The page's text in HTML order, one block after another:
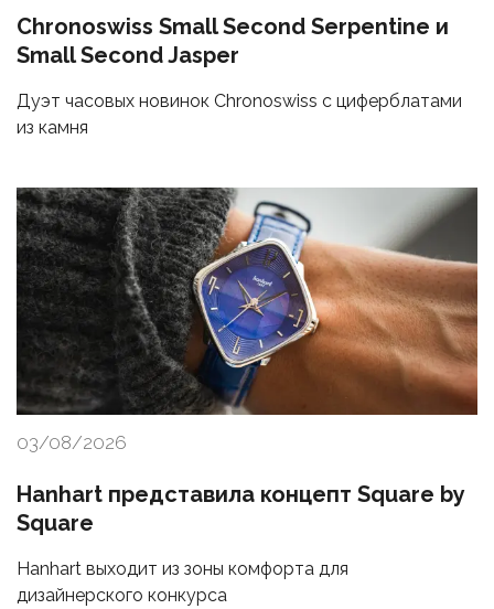
Chronoswiss Small Second Serpentine и
Small Second Jasper
Дуэт часовых новинок Chronoswiss с циферблатами
из камня
03/08/2026
Hanhart представила концепт Square by
Square
Hanhart выходит из зоны комфорта для
дизайнерского конкурса